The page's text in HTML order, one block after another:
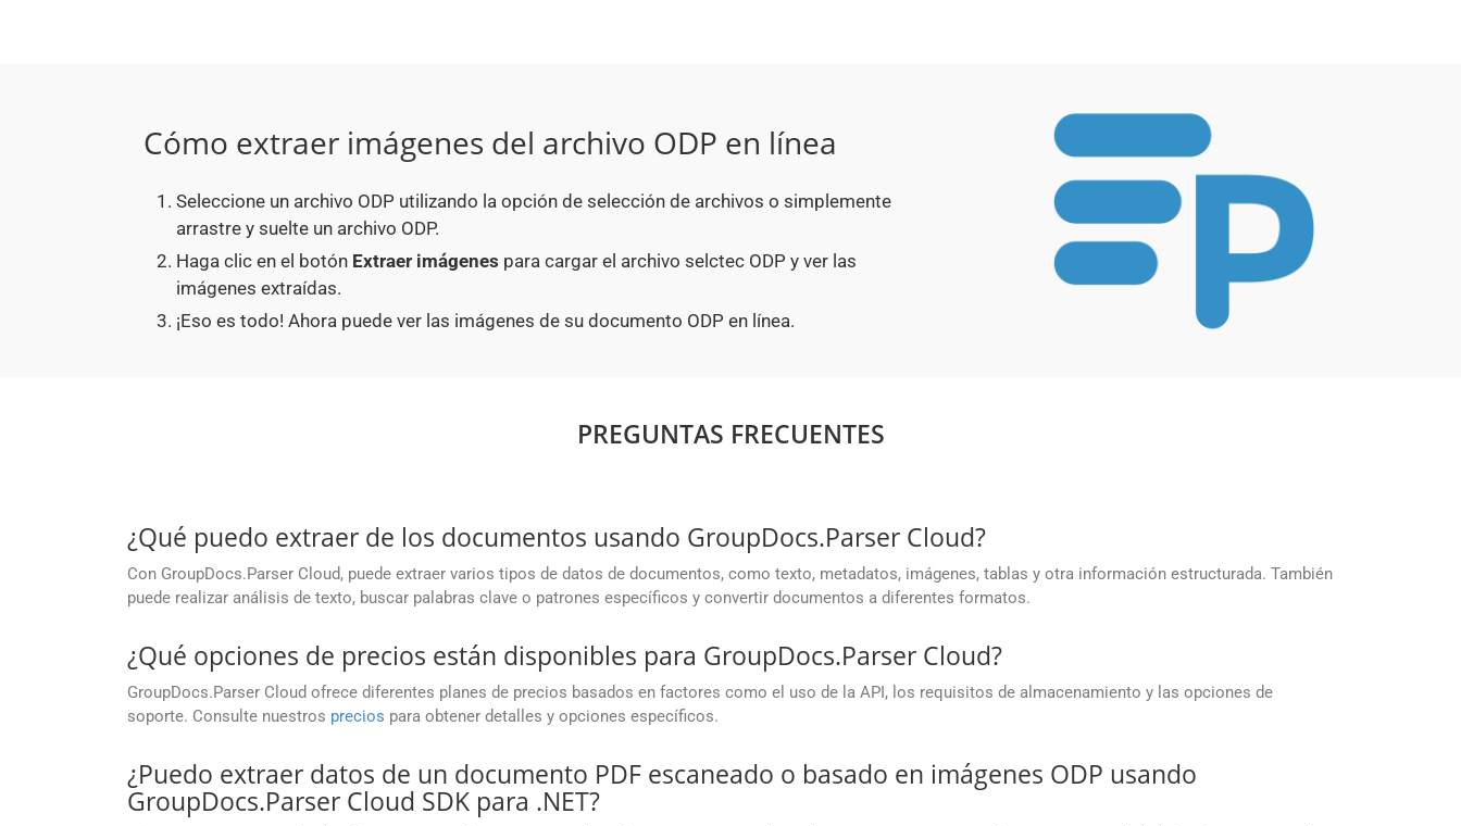
Cómo extraer imágenes del archivo ODP en línea
Seleccione un archivo ODP utilizando la opción de selección de archivos o simplemente
arrastre y suelte un archivo ODP.
Haga clic en el botón Extraer imágenes para cargar el archivo selctec ODP y ver las
imágenes extraídas.
¡Eso es todo! Ahora puede ver las imágenes de su documento ODP en línea.
PREGUNTAS FRECUENTES
¿Qué puedo extraer de los documentos usando GroupDocs.Parser Cloud?
Con GroupDocs.Parser Cloud, puede extraer varios tipos de datos de documentos, como texto, metadatos, imágenes, tablas y otra información estructurada. También
puede realizar análisis de texto, buscar palabras clave o patrones específicos y convertir documentos a diferentes formatos.
¿Qué opciones de precios están disponibles para GroupDocs.Parser Cloud?
GroupDocs.Parser Cloud ofrece diferentes planes de precios basados en factores como el uso de la API, los requisitos de almacenamiento y las opciones de
soporte. Consulte nuestros precios para obtener detalles y opciones específicos.
¿Puedo extraer datos de un documento PDF escaneado o basado en imágenes ODP usando
GroupDocs.Parser Cloud SDK para .NET?